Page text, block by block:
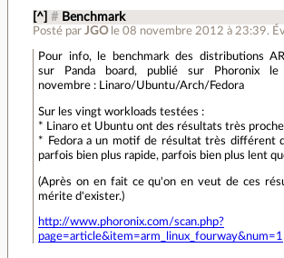
[^] # Benchmark
Posté parJGO le 08 novembre 2012 à 23:39.
Pour info, le benchmark des distributions
sur Panda board, publié sur Phoronix
novembre : Linaro/Ubuntu/Arch/Fedora
Sur les vingt workloads testées :
* Linaro et Ubuntu ont des résultats très
* Fedora a un motif de résultat très différent
parfois bien plus rapide, parfois bien plus lent
(Après on en fait ce qu'on en veut de ces
mérite d'exister.)
http://www.phoronix.com/scan.php?
page=article&item=arm_linux_fourway&num=1